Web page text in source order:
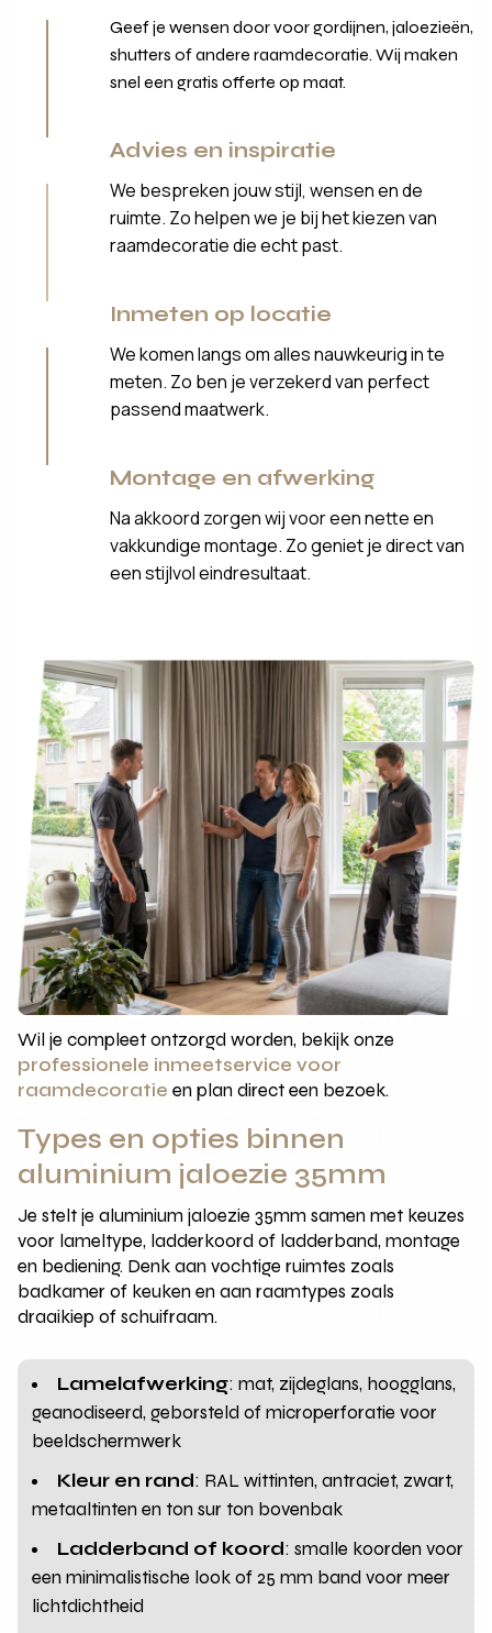
Geef je wensen door voor gordijnen, jaloezieën,
shutters of andere raamdecoratie. Wij maken
snel een gratis offerte op maat.
Advies en inspiratie
We bespreken jouw stijl, wensen en de
ruimte. Zo helpen we je bij het kiezen van
raamdecoratie die echt past.
Inmeten op locatie
We komen langs om alles nauwkeurig in te
meten. Zo ben je verzekerd van perfect
passend maatwerk.
Montage en afwerking
Na akkoord zorgen wij voor een nette en
vakkundige montage. Zo geniet je direct van
een stijlvol eindresultaat.
Wil je compleet ontzorgd worden, bekijk onze
professionele inmeetservice voor
raamdecoratie en plan direct een bezoek.
Types en opties binnen
aluminium jaloezie 35mm
Je stelt je aluminium jaloezie 35mm samen met keuzes
voor lameltype, ladderkoord of ladderband, montage
en bediening. Denk aan vochtige ruimtes zoals
badkamer of keuken en aan raamtypes zoals
draaikiep of schuifraam.
Lamelafwerking: mat, zijdeglans, hoogglans,
geanodiseerd, geborsteld of microperforatie voor
beeldschermwerk
Kleur en rand: RAL wittinten, antraciet, zwart,
metaaltinten en ton sur ton bovenbak
Ladderband of koord: smalle koorden voor
een minimalistische look of 25 mm band voor meer
lichtdichtheid